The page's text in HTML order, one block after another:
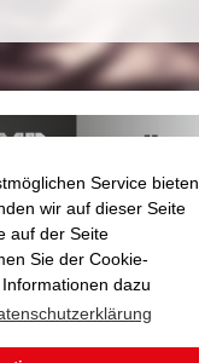
Service bieten
wir auf dieser Seite
auf der Seite
Sie der Cookie-
dazu